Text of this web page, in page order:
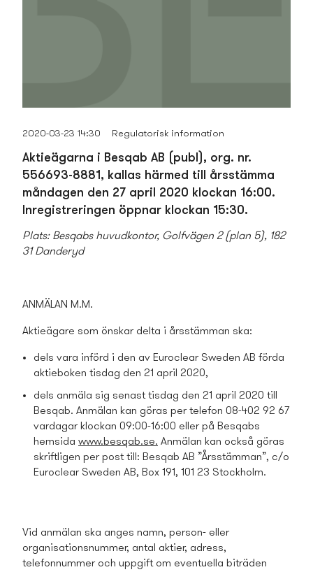
2020-03-23 14:30 Regulatorisk information
Aktieägarna i Besqab AB (publ), org. nr.
556693-8881, kallas härmed till årsstämma
måndagen den 27 april 2020 klockan 16:00.
Inregistreringen öppnar klockan 15:30.
Plats: Besqabs huvudkontor, Golfvägen 2 (plan 5), 182
31 Danderyd
ANMÄLAN M.M.
Aktieägare som önskar delta i årsstämman ska:
dels vara införd i den av Euroclear Sweden AB förda
aktieboken tisdag den 21 april 2020,
dels anmäla sig senast tisdag den 21 april 2020 till
Besqab. Anmälan kan göras per telefon 08-402 92 67
vardagar klockan 09:00-16:00 eller på Besqabs
hemsida www.besqab.se. Anmälan kan också göras
skriftligen per post till: Besqab AB ”Årsstämman”, c/o
Euroclear Sweden AB, Box 191, 101 23 Stockholm.
Vid anmälan ska anges namn, person- eller
organisationsnummer, antal aktier, adress,
telefonnummer och uppgift om eventuella biträden